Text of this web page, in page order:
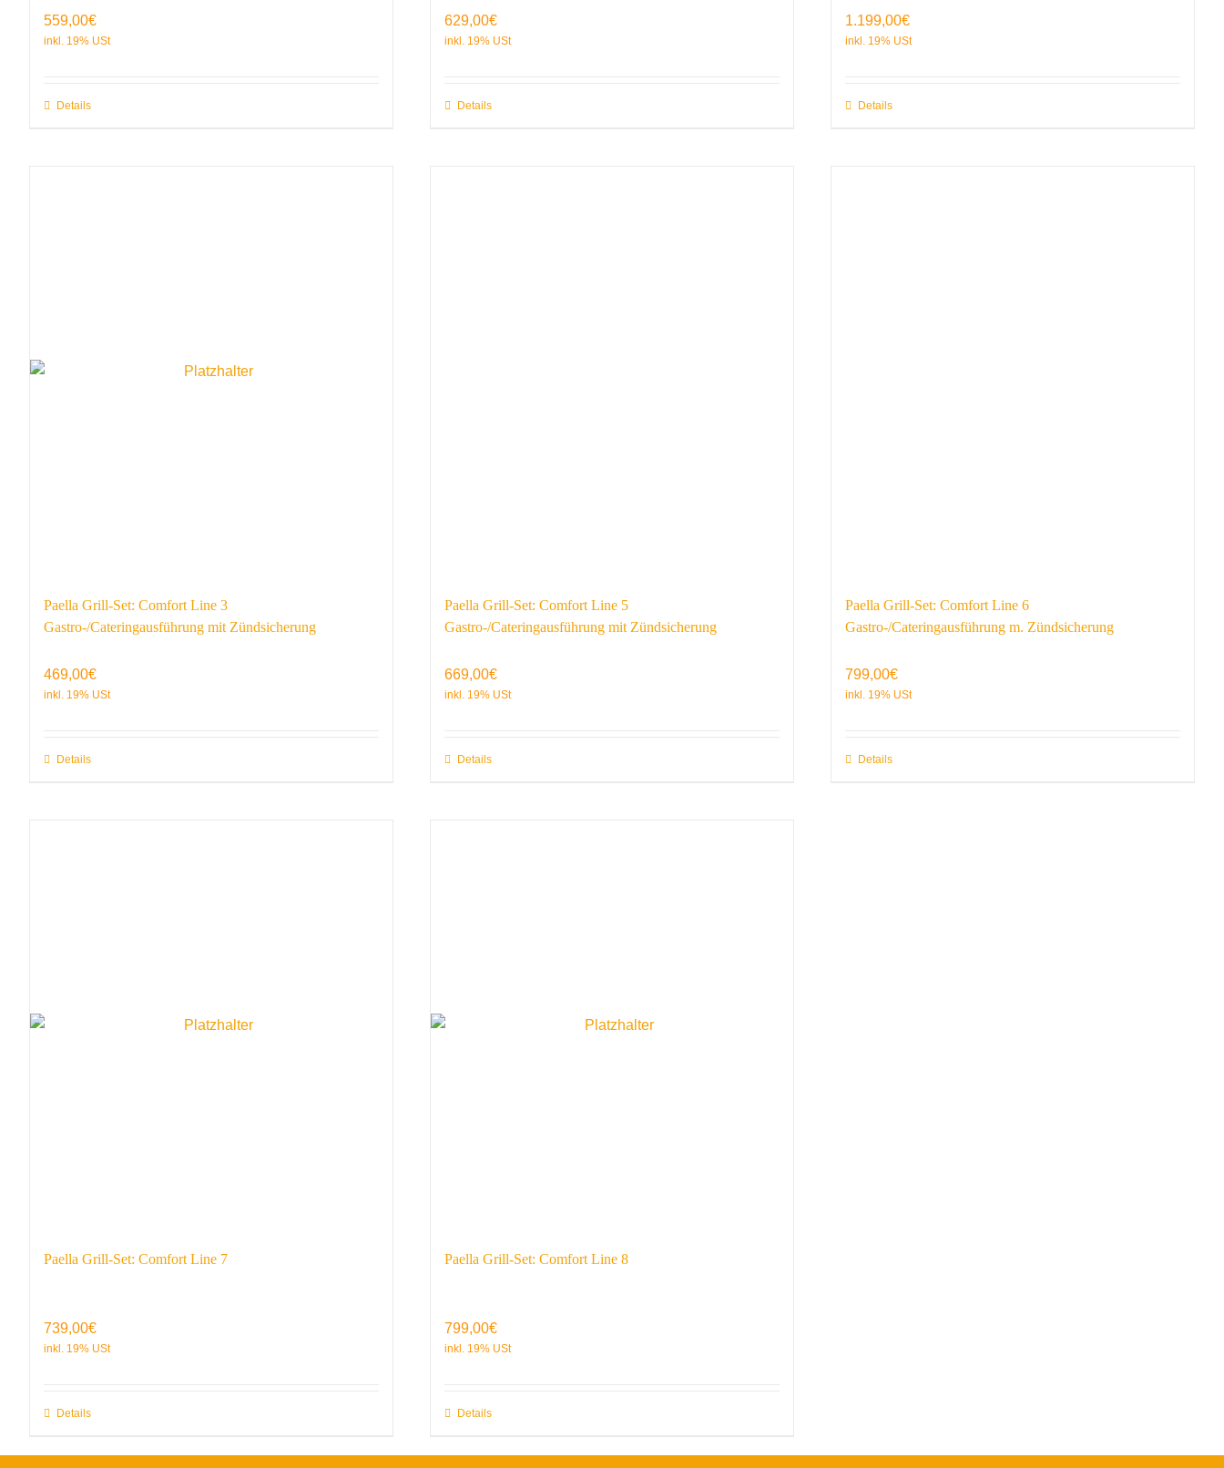
559,00€
Details
629,00€
Details
1.199,00€
Details
Paella Grill-Set: Comfort Line 3
Gastro-/Cateringausführung mit Zündsicherung
469,00€
Details
Paella Grill-Set: Comfort Line 5
Gastro-/Cateringausführung mit Zündsicherung
669,00€
Details
Paella Grill-Set: Comfort Line 6
Gastro-/Cateringausführung m. Zündsicherung
799,00€
Details
Paella Grill-Set: Comfort Line 7
739,00€
Details
Paella Grill-Set: Comfort Line 8
799,00€
Details